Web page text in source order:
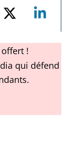
Twitter
!
qui défend